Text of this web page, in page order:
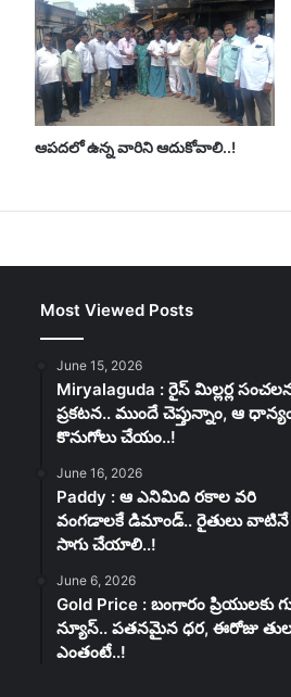
ఆపదలో ఉన్న వారిని ఆదుకోవాలి..!
Most Viewed Posts
June 15, 2026
Miryalaguda : రైస్ మిల్లర్ల
ప్రకటన.. ముందే చెప్తున్నాం, ఆ
కొనుగోలు చేయం..!
June 16, 2026
Paddy : ఆ ఎనిమిది రకాల వరి
వంగడాలకే డిమాండ్.. రైతులు వాటినే
సాగు చేయాలి..!
June 6, 2026
Gold Price : బంగారం ప్రియులకు
న్యూస్.. పతనమైన ధర, ఈరోజు
ఎంతంటే..!